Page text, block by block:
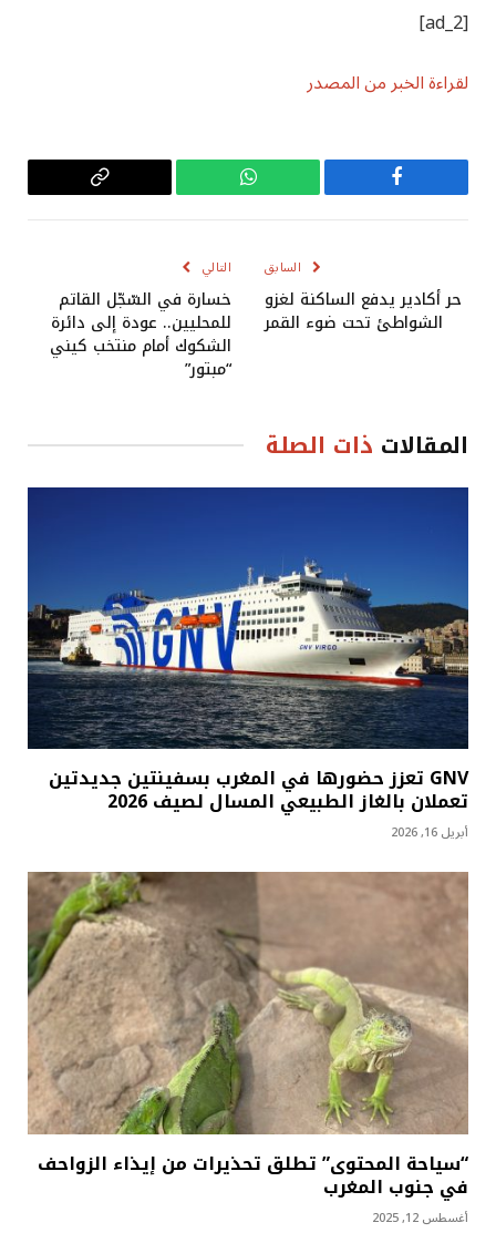
[ad_2]
لقراءة الخبر من المصدر
فيسبوك واتساب
Copy
السابق
حر أكادير يدفع الساكنة لغزو
الشواطئ تحت ضوء القمر
التالي
خسارة في السّجّل القاتم
للمحليين.. عودة إلى دائرة
الشكوك أمام منتخب كيني
“مبتور”
المقالات ذات الصلة
GNV تعزز حضورها في المغرب بسفينتين جديدتين
تعملان بالغاز الطبيعي المسال لصيف 2026
أبريل 16, 2026
“سياحة المحتوى” تطلق تحذيرات من إيذاء الزواحف
في جنوب المغرب
أغسطس 12, 2025